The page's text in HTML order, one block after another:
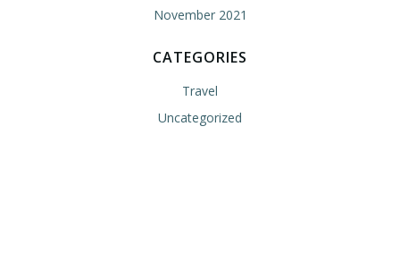
November 2021
CATEGORIES
Travel
Uncategorized